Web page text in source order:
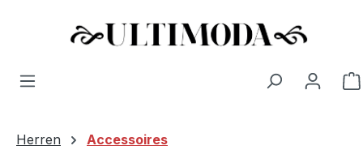
Zum Hauptinhalt springen
Herren Accessoires